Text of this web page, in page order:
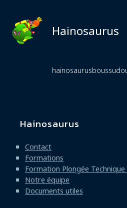
Hainosaurus
Navigation
principale
Hainosaurus
Contact
Formations
Formation Plongée
Notre équipe
Documents utiles